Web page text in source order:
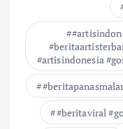
#artisindonesia
#beritaviral